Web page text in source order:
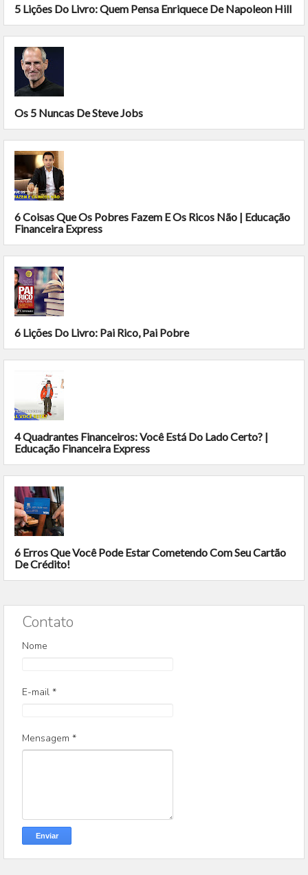
5 Lições Do Livro: Quem Pensa Enriquece De Napoleon Hill
Os 5 Nuncas De Steve Jobs
6 Coisas Que Os Pobres Fazem E Os Ricos Não | Educação
Financeira Express
6 Lições Do Livro: Pai Rico, Pai Pobre
4 Quadrantes Financeiros: Você Está Do Lado Certo? |
Educação Financeira Express
6 Erros Que Você Pode Estar Cometendo Com Seu Cartão
De Crédito!
Contato
Nome
E-mail *
Mensagem *